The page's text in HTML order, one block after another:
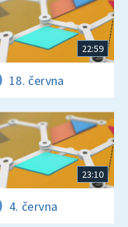
22:59
18. června
23:10
4. června